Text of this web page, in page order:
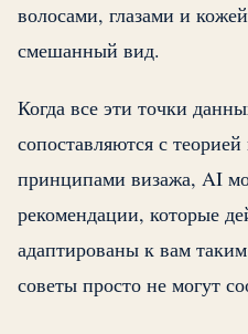
волосами, глазами и
смешанный вид.
Когда все эти точки
сопоставляются с
принципами визажа, AI
рекомендации, которые
адаптированы к вам
советы просто не могут